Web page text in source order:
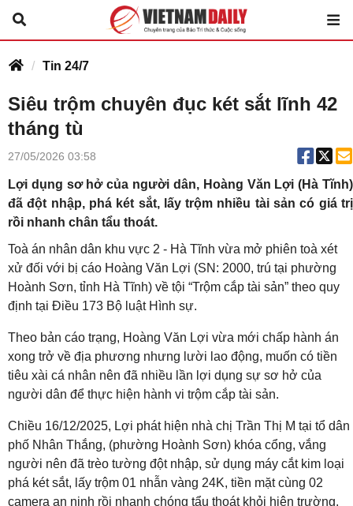
Tin 24/7
Siêu trộm chuyên đục két sắt lĩnh 42
tháng tù
27/05/2026 03:58
Lợi dụng sơ hở của người dân, Hoàng Văn Lợi (Hà Tĩnh)
đã đột nhập, phá két sắt, lấy trộm nhiều tài sản có giá trị
rồi nhanh chân tẩu thoát.
Toà án nhân dân khu vực 2 - Hà Tĩnh vừa mở phiên toà xét
xử đối với bị cáo Hoàng Văn Lợi (SN: 2000, trú tại phường
Hoành Sơn, tỉnh Hà Tĩnh) về tội “Trộm cắp tài sản” theo quy
định tại Điều 173 Bộ luật Hình sự.
Theo bản cáo trạng, Hoàng Văn Lợi vừa mới chấp hành án
xong trở về địa phương nhưng lười lao động, muốn có tiền
tiêu xài cá nhân nên đã nhiều lần lợi dụng sự sơ hở của
người dân để thực hiện hành vi trộm cắp tài sản.
Chiều 16/12/2025, Lợi phát hiện nhà chị Trần Thị M tại tổ dân
phố Nhân Thắng, (phường Hoành Sơn) khóa cổng, vắng
người nên đã trèo tường đột nhập, sử dụng máy cắt kim loại
phá két sắt, lấy trộm 01 nhẫn vàng 24K, tiền mặt cùng 02
camera an ninh rồi nhanh chóng tẩu thoát khỏi hiện trường.